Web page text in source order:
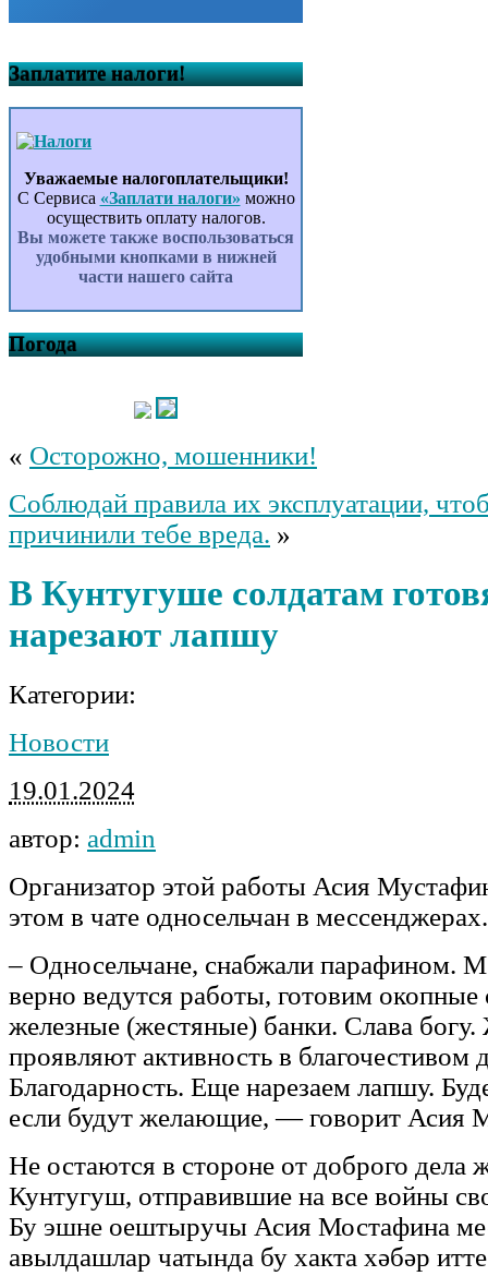
Заплатите налоги!
Уважаемые налогоплательщики!
С Сервиса «Заплати налоги» можно
осуществить оплату налогов.
Вы можете также воспользоваться
удобными кнопками в нижней
части нашего сайта
Погода
« Осторожно, мошенники!
Соблюдай правила их эксплуатации,
причинили тебе вреда. »
В Кунтугуше солдатам
нарезают лапшу
Категории:
Новости
19.01.2024
автор: admin
Организатор этой работы Асия
этом в чате односельчан в мессенджерах.
– Односельчане, снабжали парафином.
верно ведутся работы, готовим
железные (жестяные) банки. Слава богу.
проявляют активность в благочестивом
Благодарность. Еще нарезаем лапшу.
если будут желающие, — говорит Асия
Не остаются в стороне от доброго дела
Кунтугуш, отправившие на все войны
Бу эшне оештыручы Асия Мостафина
авылдашлар чатында бу хакта хәбәр